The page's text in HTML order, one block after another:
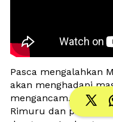
Pasca mengalahkan
akan menghadapi
mengancam. Selain
Rimuru dan para